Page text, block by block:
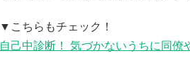
▼こちらもチェック！
自己中診断！ 気づかないうちに同僚